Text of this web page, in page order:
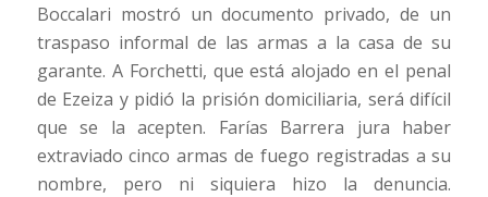
Boccalari mostró un documento privado, de un
traspaso informal de las armas a la casa de su
garante. A Forchetti, que está alojado en el penal
de Ezeiza y pidió la prisión domiciliaria, será difícil
que se la acepten. Farías Barrera jura haber
extraviado cinco armas de fuego registradas a su
nombre, pero ni siquiera hizo la denuncia.